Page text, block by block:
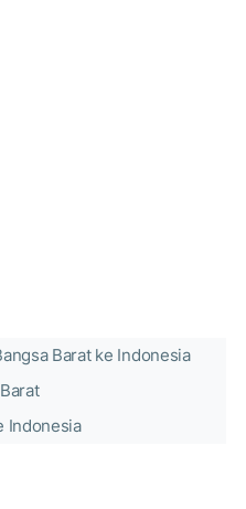
Barat ke Indonesia
Indonesia